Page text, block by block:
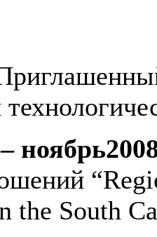
ноябрь
the South